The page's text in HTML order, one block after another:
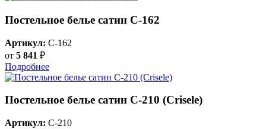
Постельное белье сатин С-162
Артикул: C-162
от 5 841 ₽
Подробнее
Постельное белье сатин С-210 (Crisele)
Артикул: C-210